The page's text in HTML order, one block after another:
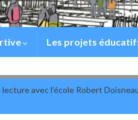
Les projets
avec l’école Robert